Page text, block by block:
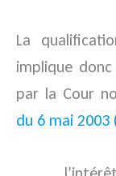
La
implique donc
par la Cour
du 6 mai 2003